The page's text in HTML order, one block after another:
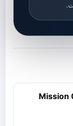
Mission